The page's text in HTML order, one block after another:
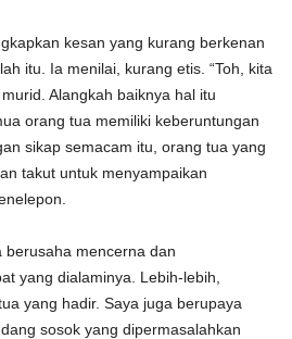
kesan yang kurang berkenan
itu. Ia menilai, kurang etis. “Toh, kita
Alangkah baiknya hal itu
orang tua memiliki keberuntungan
sikap semacam itu, orang tua yang
takut untuk menyampaikan
berusaha mencerna dan
yang dialaminya. Lebih-lebih,
yang hadir. Saya juga berupaya
sosok yang dipermasalahkan